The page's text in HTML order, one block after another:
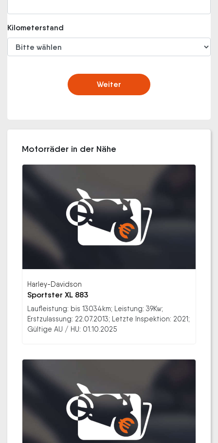
Kilometerstand
Weiter
Motorräder in der Nähe
Harley-Davidson
Sportster XL 883
Laufleistung: bis 13034km; Leistung: 39Kw;
Erstzulassung: 22.07.2013; Letzte Inspektion: 2021;
Gültige AU / HU: 01.10.2025